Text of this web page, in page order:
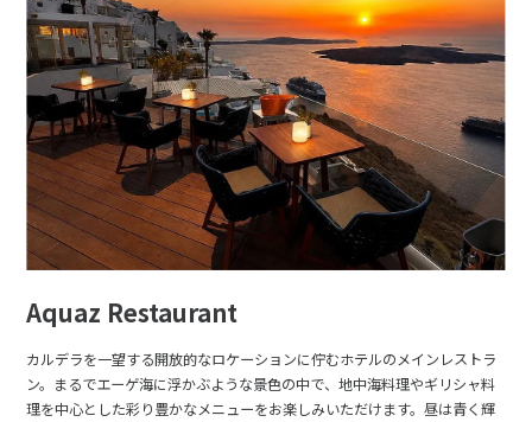
Aquaz Restaurant
カルデラを一望する開放的なロケーションに佇むホテルのメインレストラ
ン。まるでエーゲ海に浮かぶような景色の中で、地中海料理やギリシャ料
理を中心とした彩り豊かなメニューをお楽しみいただけます。昼は青く輝